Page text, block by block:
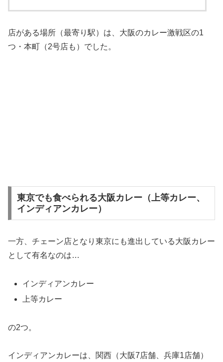
店がある場所（最寄り駅）は、大阪のカレー激戦区の1
つ・本町（2号店も）でした。
東京でも食べられる大阪カレー（上等カレー、
インディアンカレー）
一方、チェーン店となり東京にも進出している大阪カレー
として有名なのは…
インディアンカレー
上等カレー
の2つ。
インディアンカレーは、関西（大阪7店舗、兵庫1店舗）